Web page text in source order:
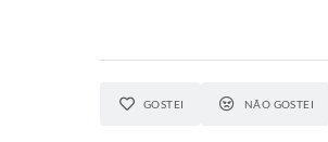
GOSTEI NÃO GOSTEI